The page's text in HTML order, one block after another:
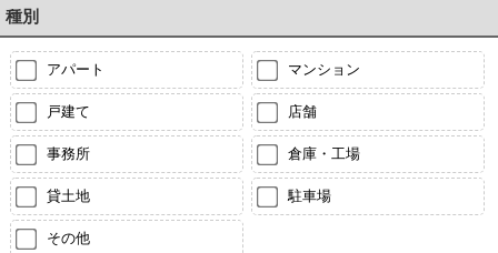
種別
アパート マンション
戸建て 店舗
事務所 倉庫・工場
貸土地 駐車場
その他